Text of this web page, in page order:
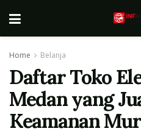
Home Belanja
Daftar Toko
Medan yang
Keamanan